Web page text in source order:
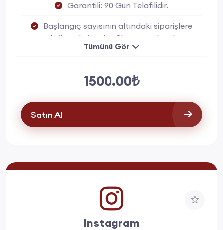
Garantili: 90 Gün Telafilidir.
Başlangıç sayısının altındaki siparişlere
telafi ya da iptal sağlanmamaktadır.
Tümünü Gör
1500.00₺
Satın Al
Instagram